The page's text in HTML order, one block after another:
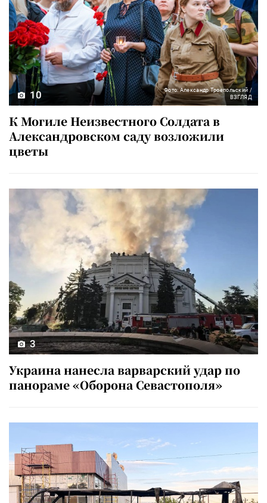
10
Фото: Александр Троепольский /
ВЗГЛЯД
К Могиле Неизвестного Солдата в
Александровском саду возложили
цветы
3
Украина нанесла варварский удар по
панораме «Оборона Севастополя»